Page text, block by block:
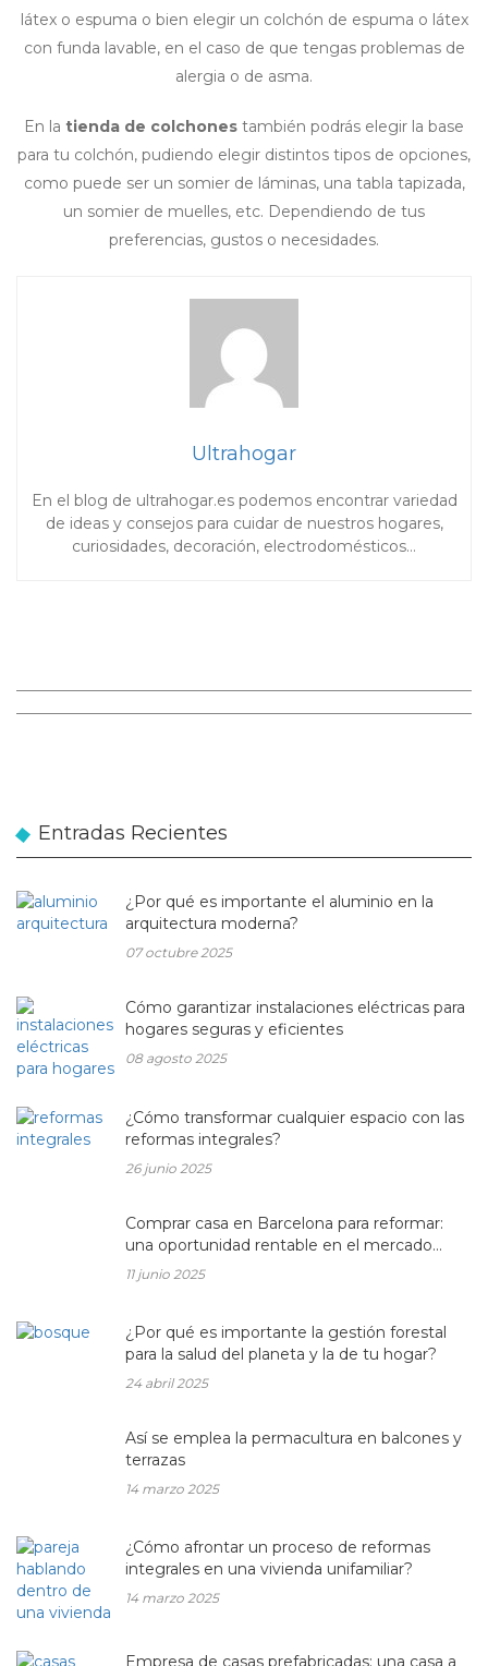
látex o espuma o bien elegir un colchón de espuma o látex
con funda lavable, en el caso de que tengas problemas de
alergia o de asma.
En la tienda de colchones también podrás elegir la base
para tu colchón, pudiendo elegir distintos tipos de opciones,
como puede ser un somier de láminas, una tabla tapizada,
un somier de muelles, etc. Dependiendo de tus
preferencias, gustos o necesidades.
Ultrahogar
En el blog de ultrahogar.es podemos encontrar variedad
de ideas y consejos para cuidar de nuestros hogares,
curiosidades, decoración, electrodomésticos…
Entradas Recientes
¿Por qué es importante el aluminio en la
arquitectura moderna?
07 octubre 2025
Cómo garantizar instalaciones eléctricas para
hogares seguras y eficientes
08 agosto 2025
¿Cómo transformar cualquier espacio con las
reformas integrales?
26 junio 2025
Comprar casa en Barcelona para reformar:
una oportunidad rentable en el mercado
inmobiliario actual
11 junio 2025
¿Por qué es importante la gestión forestal
para la salud del planeta y la de tu hogar?
24 abril 2025
Así se emplea la permacultura en balcones y
terrazas
14 marzo 2025
¿Cómo afrontar un proceso de reformas
integrales en una vivienda unifamiliar?
14 marzo 2025